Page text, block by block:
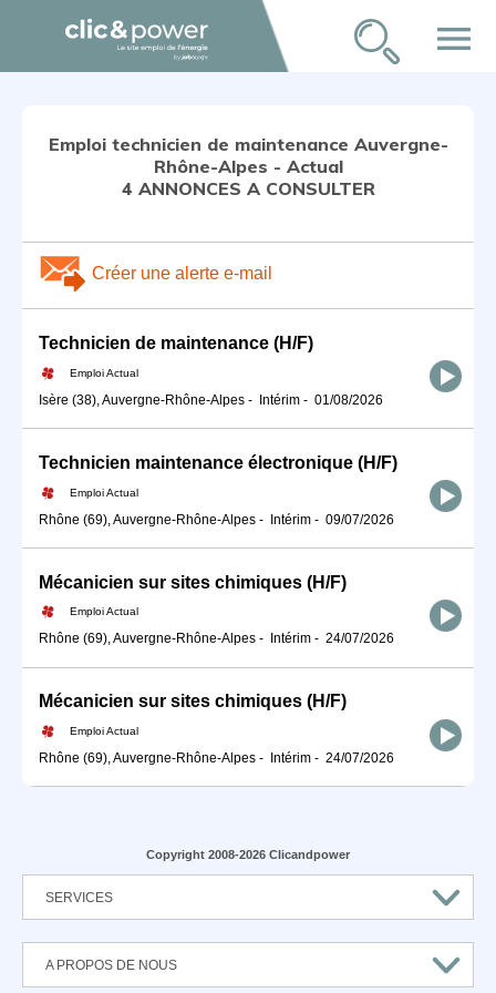
menu
Emploi technicien de maintenance Auvergne-
Rhône-Alpes - Actual
4 ANNONCES A CONSULTER
Créer une alerte e-mail
Technicien de maintenance (H/F)
Emploi Actual
Isère (38), Auvergne-Rhône-Alpes - Intérim - 01/08/2026
Technicien maintenance électronique (H/F)
Emploi Actual
Rhône (69), Auvergne-Rhône-Alpes - Intérim - 09/07/2026
Mécanicien sur sites chimiques (H/F)
Emploi Actual
Rhône (69), Auvergne-Rhône-Alpes - Intérim - 24/07/2026
Mécanicien sur sites chimiques (H/F)
Emploi Actual
Rhône (69), Auvergne-Rhône-Alpes - Intérim - 24/07/2026
Copyright 2008-2026 Clicandpower
SERVICES
A PROPOS DE NOUS